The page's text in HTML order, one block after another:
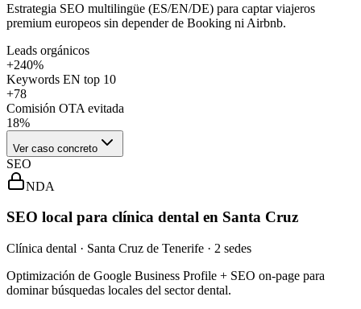
Estrategia SEO multilingüe (ES/EN/DE) para captar viajeros
premium europeos sin depender de Booking ni Airbnb.
Leads orgánicos
+240%
Keywords EN top 10
+78
Comisión OTA evitada
18%
Ver caso concreto
SEO
NDA
SEO local para clínica dental en Santa Cruz
Clínica dental · Santa Cruz de Tenerife · 2 sedes
Optimización de Google Business Profile + SEO on-page para
dominar búsquedas locales del sector dental.